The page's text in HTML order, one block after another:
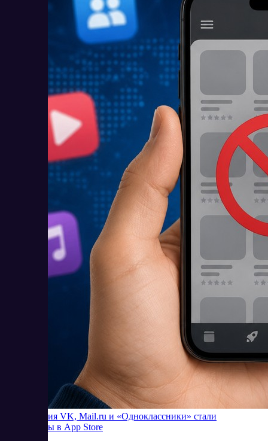
Приложения VK, Mail.ru и «Одноклассники» стали
недоступны в App Store